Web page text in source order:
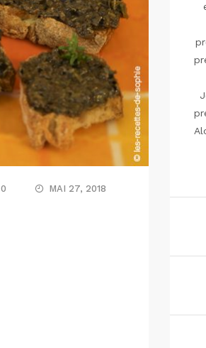
0 MAI 27, 2018